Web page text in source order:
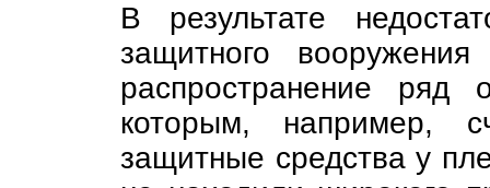
В результате
защитного
распространение ряд
которым, например,
защитные средства у